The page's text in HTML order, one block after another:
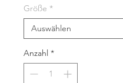
Größe *
Anzahl *